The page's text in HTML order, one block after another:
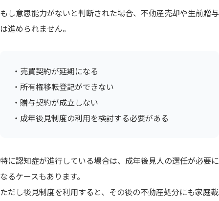
もし意思能力がないと判断された場合、不動産売却や生前贈与
は進められません。
・売買契約が延期になる
・所有権移転登記ができない
・贈与契約が成立しない
・成年後見制度の利用を検討する必要がある
特に認知症が進行している場合は、成年後見人の選任が必要に
なるケースもあります。
ただし後見制度を利用すると、その後の不動産処分にも家庭裁